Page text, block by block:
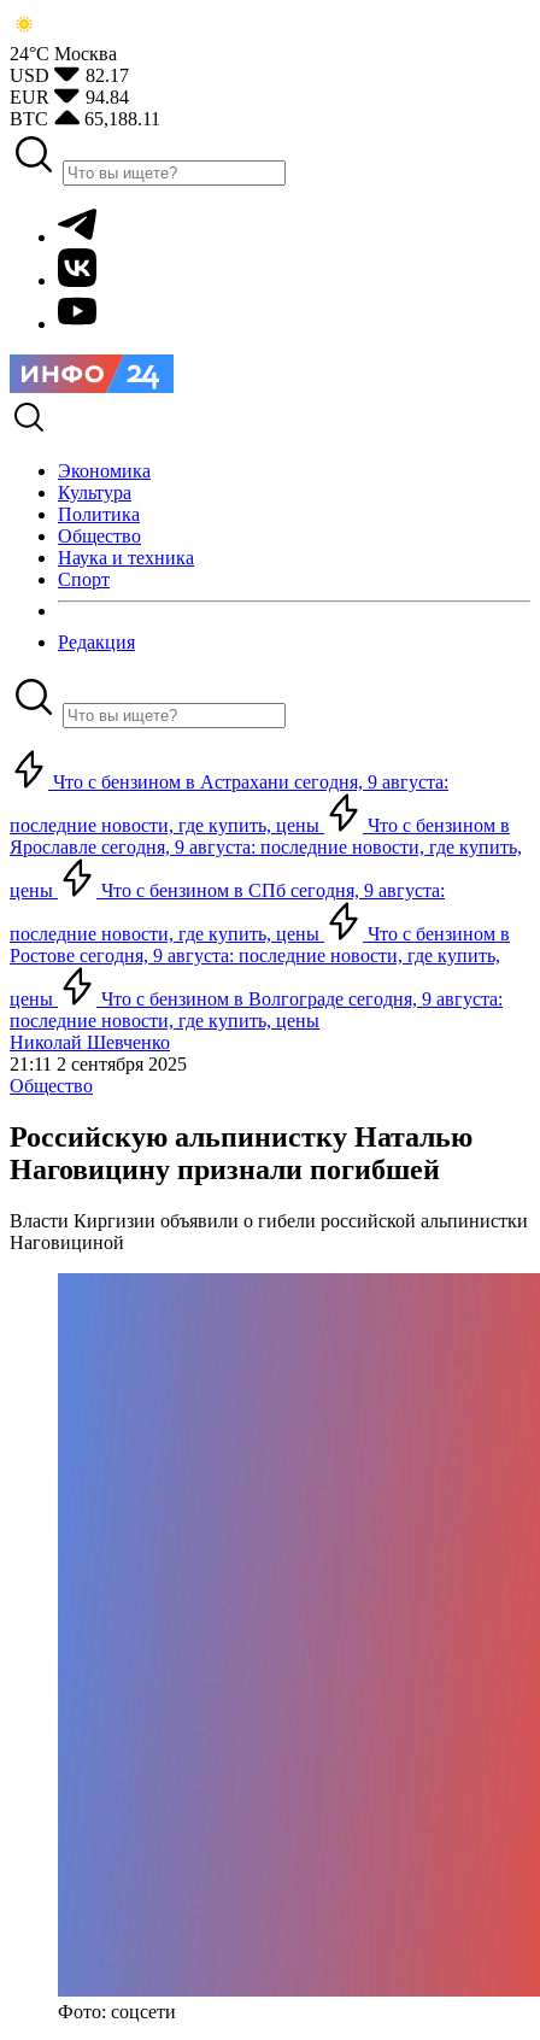
24°С Москва
USD
82.17
EUR
94.84
BTC
65,188.11
Экономика
Культура
Политика
Общество
Наука и техника
Спорт
Редакция
Что с бензином в Астрахани сегодня, 9 августа:
последние новости, где купить, цены
Что с бензином в
Ярославле сегодня, 9 августа: последние новости, где купить,
цены Что с бензином в СПб сегодня, 9 августа:
последние новости, где купить, цены
Что с бензином в
Ростове сегодня, 9 августа: последние новости, где купить,
цены
Что с бензином в Волгограде сегодня, 9 августа:
последние новости, где купить, цены
Николай Шевченко
21:11 2 сентября 2025
Общество
Российскую альпинистку Наталью
Наговицину признали погибшей
Власти Киргизии объявили о гибели российской альпинистки
Наговициной
Фото: соцсети